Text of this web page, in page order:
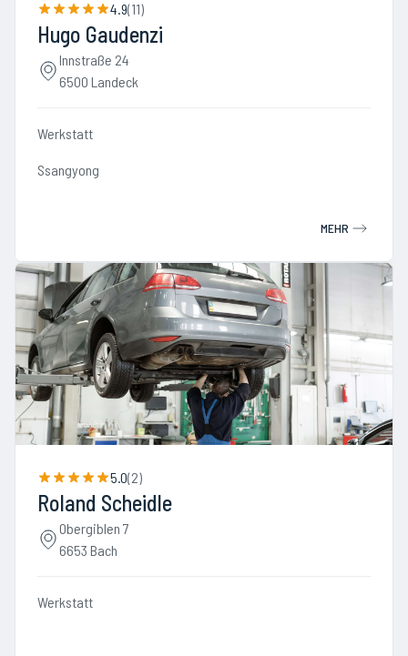
4.9(11)
Hugo Gaudenzi
Innstraße 24
6500 Landeck
Werkstatt
Ssangyong
MEHR
5.0(2)
Roland Scheidle
Obergiblen 7
6653 Bach
Werkstatt